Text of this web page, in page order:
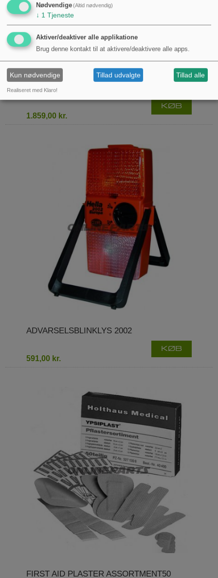
FULDAUTOMATISK CO2-
BRANDFORSYNINGSANLÆG 2 KG
KS2SBS DIN EN 3
1.859,00 kr.
KØB
ADVARSELSBLINKLYS 2002
591,00 kr.
KØB
FIRST AID PLASTER ASSORTMENT50
Nødvendige(Altid nødvendig)
↓ 1 Tjeneste
Aktiver/deaktiver alle applikatione
Brug denne kontakt til at aktivere/deaktivere alle apps.
Kun nødvendige Tillad udvalgte Tillad alle
Realiseret med Klaro!